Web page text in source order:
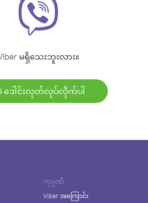
မရှိသေးဘူးလား။
ဒေါင်းလုတ်လုပ်လိုက်ပါ
ကုမ္ပဏီ
Viber အကြောင်း